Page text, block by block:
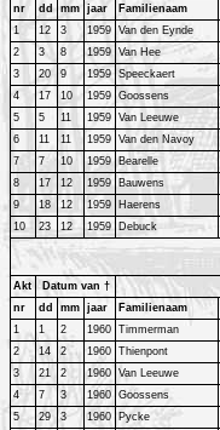
nr
dd mm jaar Familienaam
1
12 3 1959 Van den Eynde
2
3 8 1959 Van Hee
3
20 9 1959 Speeckaert
4
17 10 1959 Goossens
5
5 11 1959 Van Leeuwe
6
11 11 1959 Van den Navoy
7
7 10 1959 Bearelle
8
17 12 1959 Bauwens
9
18 12 1959 Haerens
10
23 12 1959 Debuck
Akt
Datum van †
nr
dd mm jaar Familienaam
1
1 2 1960 Timmerman
2
14 2 1960 Thienpont
3
21 2 1960 Van Leeuwe
4
7 3 1960 Goossens
5
29 3 1960 Pycke